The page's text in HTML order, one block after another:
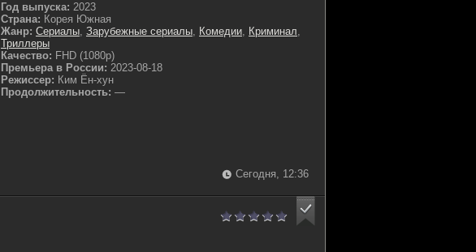
Год выпуска: 2023
Страна: Корея Южная
Жанр: Сериалы, Зарубежные сериалы, Комедии, Криминал,
Триллеры
Качество: FHD (1080p)
Премьера в России: 2023-08-18
Режиссер: Ким Ён-хун
Продолжительность: —
Сегодня, 12:36